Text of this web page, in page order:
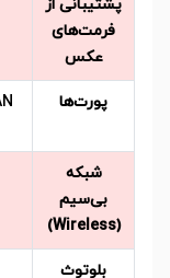
پشتیبانی از
فرمت‌های
عکس
پورت‌ها
شبکه
بی‌سیم
(Wireless)
بلوتوث